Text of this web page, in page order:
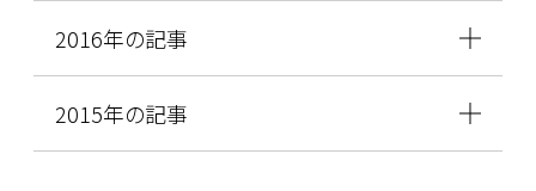
2016年の記事
2015年の記事